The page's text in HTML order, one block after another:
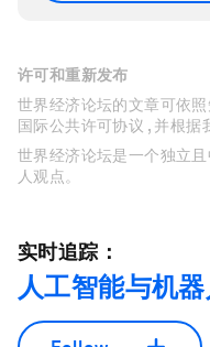
许可和重新发布
世界经济论坛的文章可依
国际公共许可协议 , 并根据
世界经济论坛是一个独立
人观点。
实时追踪：
人工智能与机